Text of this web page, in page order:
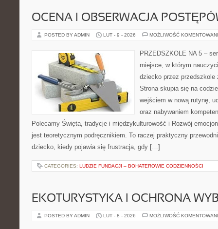
OCENA I OBSERWACJA
POSTED BY ADMIN LUT - 9 - 2026 MOŻLIWOŚĆ
PRZEDSZKOLE NA 5 –
miejsce, w którym
dziecko przez przedszkole
Strona skupia się na
wejściem w nową rutynę,
oraz nabywaniem
Polecamy Święta, tradycje i międzykulturowość i Rozwój
jest teoretycznym podręcznikiem. To raczej praktyczny
dziecko, kiedy pojawia się frustracja, gdy […]
CATEGORIES: LUDZIE FUNDACJI – BOHATEROWIE CODZIENNOŚCI
EKOTURYSTYKA I OCHRONA
POSTED BY ADMIN LUT - 8 - 2026 MOŻLIWOŚĆ